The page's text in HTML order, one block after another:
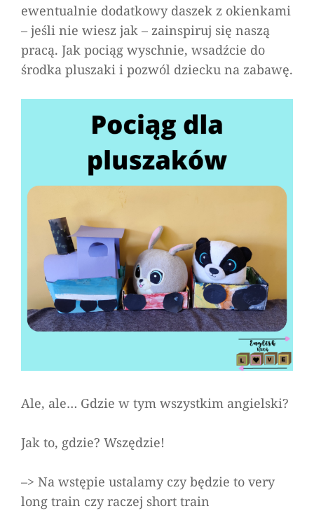
ewentualnie dodatkowy daszek z okienkami
– jeśli nie wiesz jak – zainspiruj się naszą
pracą. Jak pociąg wyschnie, wsadźcie do
środka pluszaki i pozwól dziecku na zabawę.
Ale, ale… Gdzie w tym wszystkim angielski?
Jak to, gdzie? Wszędzie!
–> Na wstępie ustalamy czy będzie to very
long train czy raczej short train